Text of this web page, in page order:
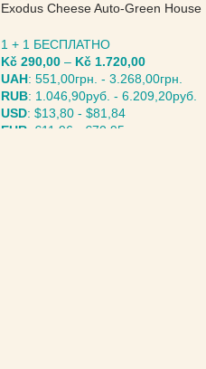
Exodus Cheese Auto-Green House
1 + 1 БЕСПЛАТНО
Kč 290,00 – Kč 1.720,00
UAH:551,00грн. -3.268,00грн.
RUB: 1.046,90руб. -6.209,20руб.
USD:$13,80 -$81,84
EUR €11,96 €70,95